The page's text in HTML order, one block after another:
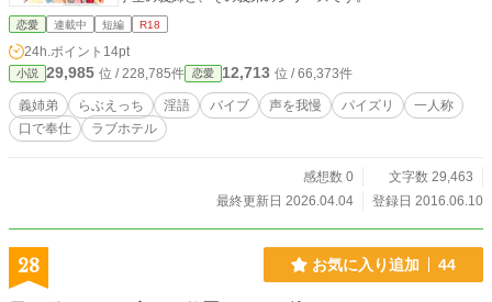
恋愛 連載中 短編 R18
24h.ポイント 14pt
小説 29,985 位 / 228,785件 恋愛 12,713 位 / 66,373件
義姉弟 らぶえっち 淫語 バイブ 声を我慢 パイズリ
一人称
口で奉仕
ラブホテル
感想数 0
文字数 29,463
最終更新日 2026.04.04
登録日 2016.06.10
28 お気に入り追加 44